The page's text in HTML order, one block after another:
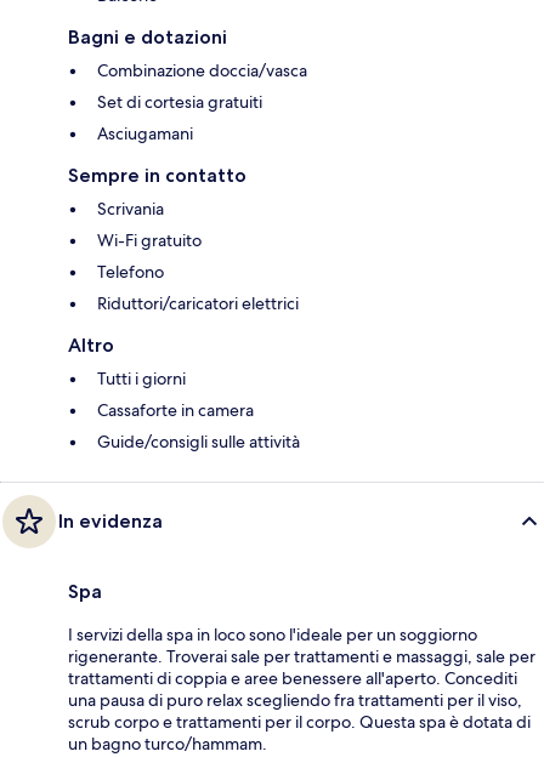
Bagni e dotazioni
Combinazione doccia/vasca
Set di cortesia gratuiti
Asciugamani
Sempre in contatto
Scrivania
Wi-Fi gratuito
Telefono
Riduttori/caricatori elettrici
Altro
Tutti i giorni
Cassaforte in camera
Guide/consigli sulle attività
In evidenza
Spa
I servizi della spa in loco sono l'ideale per un soggiorno
rigenerante. Troverai sale per trattamenti e massaggi, sale per
trattamenti di coppia e aree benessere all'aperto. Concediti
una pausa di puro relax scegliendo fra trattamenti per il viso,
scrub corpo e trattamenti per il corpo. Questa spa è dotata di
un bagno turco/hammam.